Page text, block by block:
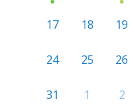
17 18 19
24 25 26
31 1 2